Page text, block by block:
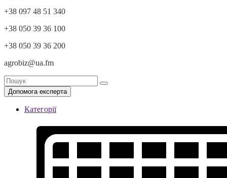
+38 097 48 51 340
+38 050 39 36 100
+38 050 39 36 200
agrobiz@ua.fm
Допомога експерта
Категорії